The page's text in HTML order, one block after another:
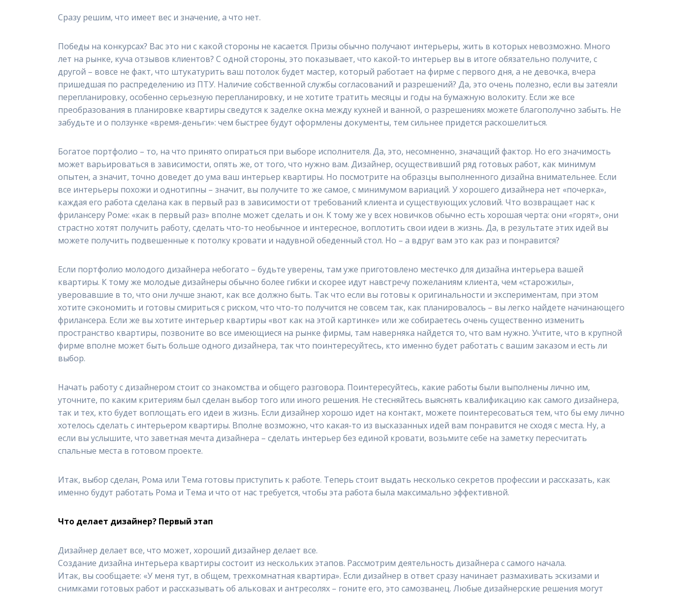
Сразу решим, что имеет вес и значение, а что нет.
Победы на конкурсах? Вас это ни с какой стороны не касается. Призы обычно получают интерьеры, жить в которых невозможно. Много
лет на рынке, куча отзывов клиентов? С одной стороны, это показывает, что какой-то интерьер вы в итоге обязательно получите, с
другой – вовсе не факт, что штукатурить ваш потолок будет мастер, который работает на фирме с первого дня, а не девочка, вчера
пришедшая по распределению из ПТУ. Наличие собственной службы согласований и разрешений? Да, это очень полезно, если вы затеяли
перепланировку, особенно серьезную перепланировку, и не хотите тратить месяцы и годы на бумажную волокиту. Если же все
преобразования в планировке квартиры сведутся к заделке окна между кухней и ванной, о разрешениях можете благополучно забыть. Не
забудьте и о ползунке «время-деньги»: чем быстрее будут оформлены документы, тем сильнее придется раскошелиться.
Богатое портфолио – то, на что принято опираться при выборе исполнителя. Да, это, несомненно, значащий фактор. Но его значимость
может варьироваться в зависимости, опять же, от того, что нужно вам. Дизайнер, осуществивший ряд готовых работ, как минимум
опытен, а значит, точно доведет до ума ваш интерьер квартиры. Но посмотрите на образцы выполненного дизайна внимательнее. Если
все интерьеры похожи и однотипны – значит, вы получите то же самое, с минимумом вариаций. У хорошего дизайнера нет «почерка»,
каждая его работа сделана как в первый раз в зависимости от требований клиента и существующих условий. Что возвращает нас к
фрилансеру Роме: «как в первый раз» вполне может сделать и он. К тому же у всех новичков обычно есть хорошая черта: они «горят», они
страстно хотят получить работу, сделать что-то необычное и интересное, воплотить свои идеи в жизнь. Да, в результате этих идей вы
можете получить подвешенные к потолку кровати и надувной обеденный стол. Но – а вдруг вам это как раз и понравится?
Если портфолио молодого дизайнера небогато – будьте уверены, там уже приготовлено местечко для дизайна интерьера вашей
квартиры. К тому же молодые дизайнеры обычно более гибки и скорее идут навстречу пожеланиям клиента, чем «старожилы»,
уверовавшие в то, что они лучше знают, как все должно быть. Так что если вы готовы к оригинальности и экспериментам, при этом
хотите сэкономить и готовы смириться с риском, что что-то получится не совсем так, как планировалось – вы легко найдете начинающего
фрилансера. Если же вы хотите интерьер квартиры «вот как на этой картинке» или же собираетесь очень существенно изменить
пространство квартиры, позвоните во все имеющиеся на рынке фирмы, там наверняка найдется то, что вам нужно. Учтите, что в крупной
фирме вполне может быть больше одного дизайнера, так что поинтересуйтесь, кто именно будет работать с вашим заказом и есть ли
выбор.
Начать работу с дизайнером стоит со знакомства и общего разговора. Поинтересуйтесь, какие работы были выполнены лично им,
уточните, по каким критериям был сделан выбор того или иного решения. Не стесняйтесь выяснять квалификацию как самого дизайнера,
так и тех, кто будет воплощать его идеи в жизнь. Если дизайнер хорошо идет на контакт, можете поинтересоваться тем, что бы ему лично
хотелось сделать с интерьером квартиры. Вполне возможно, что какая-то из высказанных идей вам понравится не сходя с места. Ну, а
если вы услышите, что заветная мечта дизайнера – сделать интерьер без единой кровати, возьмите себе на заметку пересчитать
спальные места в готовом проекте.
Итак, выбор сделан, Рома или Тема готовы приступить к работе. Теперь стоит выдать несколько секретов профессии и рассказать, как
именно будут работать Рома и Тема и что от нас требуется, чтобы эта работа была максимально эффективной.
Что делает дизайнер? Первый этап
Дизайнер делает все, что может, хороший дизайнер делает все.
Создание дизайна интерьера квартиры состоит из нескольких этапов. Рассмотрим деятельность дизайнера с самого начала.
Итак, вы сообщаете: «У меня тут, в общем, трехкомнатная квартира». Если дизайнер в ответ сразу начинает размахивать эскизами и
снимками готовых работ и рассказывать об альковах и антресолях – гоните его, это самозванец. Любые дизайнерские решения могут